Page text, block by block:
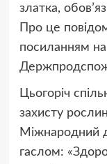
златка,
Про це
посиланням
Цьогоріч
захисту
Міжнародний
гаслом: